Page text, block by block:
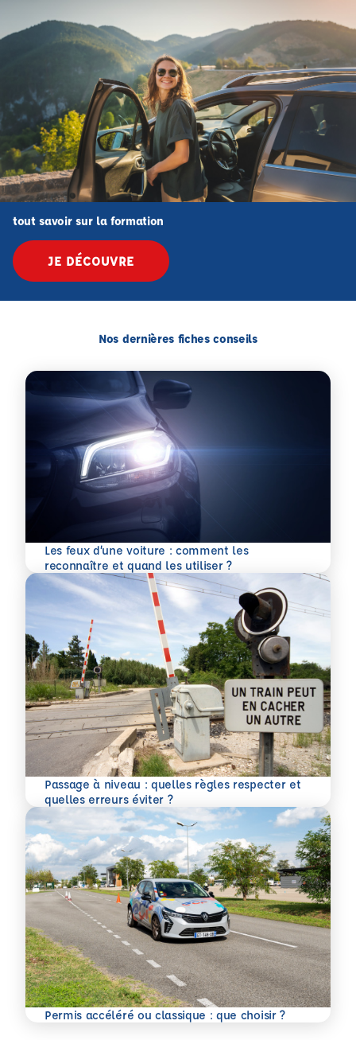
tout savoir sur la formation
JE DÉCOUVRE
Nos dernières fiches conseils
Les feux d’une voiture : comment les
reconnaître et quand les utiliser ?
En savoir plus
Passage à niveau : quelles règles respecter et
quelles erreurs éviter ?
En savoir plus
Permis accéléré ou classique : que choisir ?
En savoir plus